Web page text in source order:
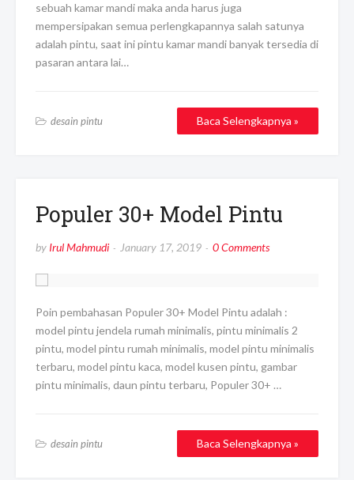
sebuah kamar mandi maka anda harus juga
mempersipakan semua perlengkapannya salah satunya
adalah pintu, saat ini pintu kamar mandi banyak tersedia di
pasaran antara lai…
desain pintu Baca Selengkapnya »
Populer 30+ Model Pintu
by Irul Mahmudi January 17, 2019 0 Comments
Poin pembahasan Populer 30+ Model Pintu adalah :
model pintu jendela rumah minimalis, pintu minimalis 2
pintu, model pintu rumah minimalis, model pintu minimalis
terbaru, model pintu kaca, model kusen pintu, gambar
pintu minimalis, daun pintu terbaru, Populer 30+ …
desain pintu Baca Selengkapnya »